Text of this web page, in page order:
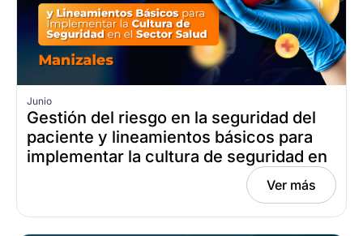
Junio
Gestión del riesgo en la seguridad del
paciente y lineamientos básicos para
implementar la cultura de seguridad en
el sector salud: acción educativa
presencial Manizales, junio 18, 2026
Ver más